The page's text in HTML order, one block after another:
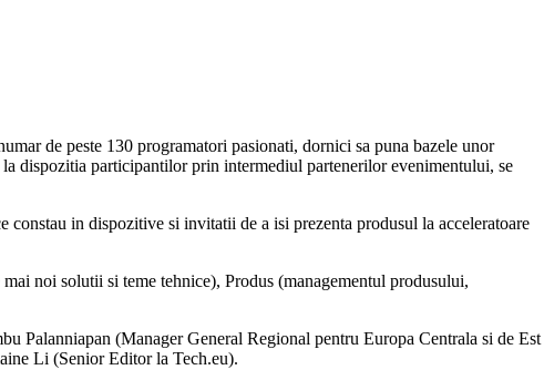
de peste 130 programatori pasionati, dornici sa puna bazele unor
dispozitia participantilor prin intermediul partenerilor evenimentului, se
in dispozitive si invitatii de a isi prezenta produsul la acceleratoare
noi solutii si teme tehnice), Produs (managementul produsului,
Palanniapan (Manager General Regional pentru Europa Centrala si de Est
Li (Senior Editor la Tech.eu).